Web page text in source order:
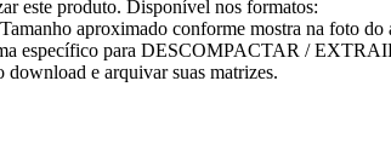
este produto. Disponível nos formatos:
aproximado conforme mostra na foto do
específico para DESCOMPACTAR /
download e arquivar suas matrizes.